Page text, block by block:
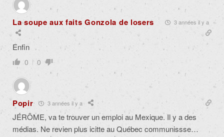
La soupe aux faits Gonzola de losers 3 années il y a
Enfin
0 0
Popir 3 années il y a
JÉRÔME, va te trouver un emploi au Mexique. Il y a des
médias. Ne revien plus icitte au Québec communissse…